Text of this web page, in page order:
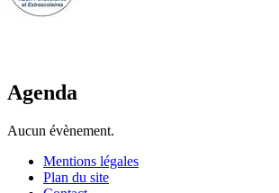
Agenda
Aucun évènement.
Mentions légales
Plan du site